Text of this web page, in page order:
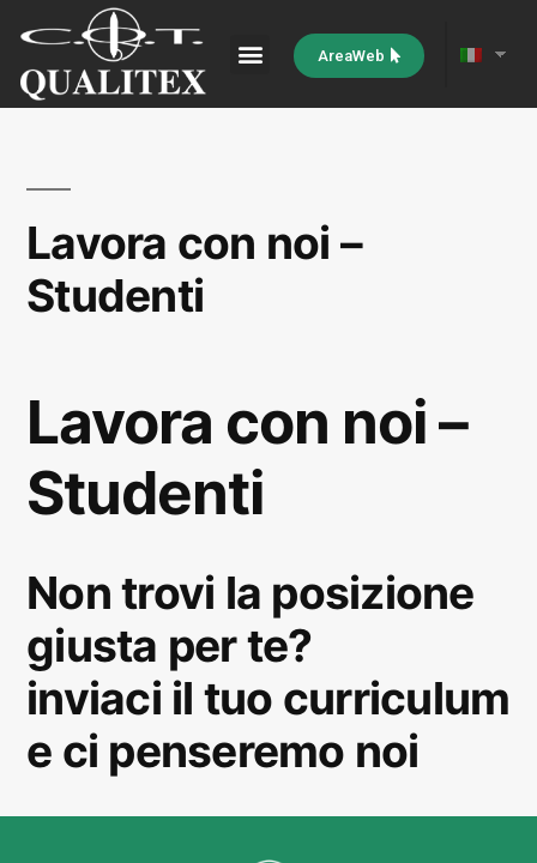
AreaWeb
Lavora con noi –
Studenti
Lavora con noi –
Studenti
Non trovi la posizione
giusta per te?
inviaci il tuo curriculum
e ci penseremo noi